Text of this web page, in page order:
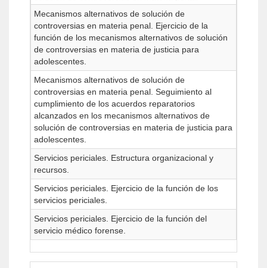
Mecanismos alternativos de solución de
controversias en materia penal. Ejercicio de la
función de los mecanismos alternativos de solución
de controversias en materia de justicia para
adolescentes.
Mecanismos alternativos de solución de
controversias en materia penal. Seguimiento al
cumplimiento de los acuerdos reparatorios
alcanzados en los mecanismos alternativos de
solución de controversias en materia de justicia para
adolescentes.
Servicios periciales. Estructura organizacional y
recursos.
Servicios periciales. Ejercicio de la función de los
servicios periciales.
Servicios periciales. Ejercicio de la función del
servicio médico forense.